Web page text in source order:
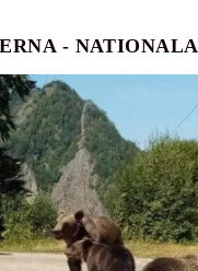
- NATIONALA